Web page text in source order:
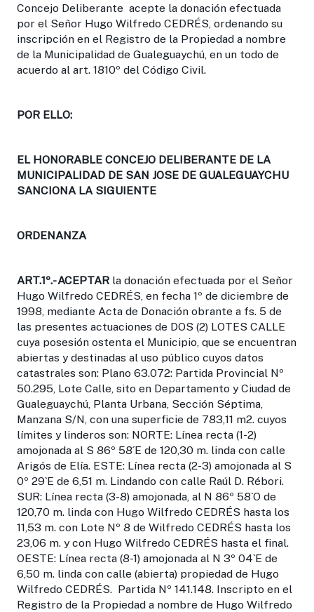
Concejo Deliberante acepte la donación efectuada
por el Señor Hugo Wilfredo CEDRÉS, ordenando su
inscripción en el Registro de la Propiedad a nombre
de la Municipalidad de Gualeguaychú, en un todo de
acuerdo al art. 1810º del Código Civil.
POR ELLO:
EL HONORABLE CONCEJO DELIBERANTE DE LA
MUNICIPALIDAD DE SAN JOSE DE GUALEGUAYCHU
SANCIONA LA SIGUIENTE
ORDENANZA
ART.1º.-ACEPTAR la donación efectuada por el Señor
Hugo Wilfredo CEDRÉS, en fecha 1º de diciembre de
1998, mediante Acta de Donación obrante a fs. 5 de
las presentes actuaciones de DOS (2) LOTES CALLE
cuya posesión ostenta el Municipio, que se encuentran
abiertas y destinadas al uso público cuyos datos
catastrales son: Plano 63.072: Partida Provincial Nº
50.295, Lote Calle, sito en Departamento y Ciudad de
Gualeguaychú, Planta Urbana, Sección Séptima,
Manzana S/N, con una superficie de 783,11 m2. cuyos
límites y linderos son: NORTE: Línea recta (1-2)
amojonada al S 86º 58´E de 120,30 m. linda con calle
Arigós de Elía. ESTE: Línea recta (2-3) amojonada al S
0º 29`E de 6,51 m. Lindando con calle Raúl D. Rébori.
SUR: Línea recta (3-8) amojonada, al N 86º 58`O de
120,70 m. linda con Hugo Wilfredo CEDRÉS hasta los
11,53 m. con Lote Nº 8 de Wilfredo CEDRÉS hasta los
23,06 m. y con Hugo Wilfredo CEDRÉS hasta el final.
OESTE: Línea recta (8-1) amojonada al N 3º 04`E de
6,50 m. linda con calle (abierta) propiedad de Hugo
Wilfredo CEDRÉS. Partida Nº 141.148. Inscripto en el
Registro de la Propiedad a nombre de Hugo Wilfredo